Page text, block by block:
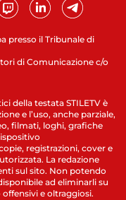
presso il Tribunale di
di Comunicazione c/o
della testata STILETV è
e l’uso, anche parziale,
filmati, loghi, grafiche
registrazioni, cover e
La redazione
sul sito. Non potendo
ad eliminarli su
e oltraggiosi.